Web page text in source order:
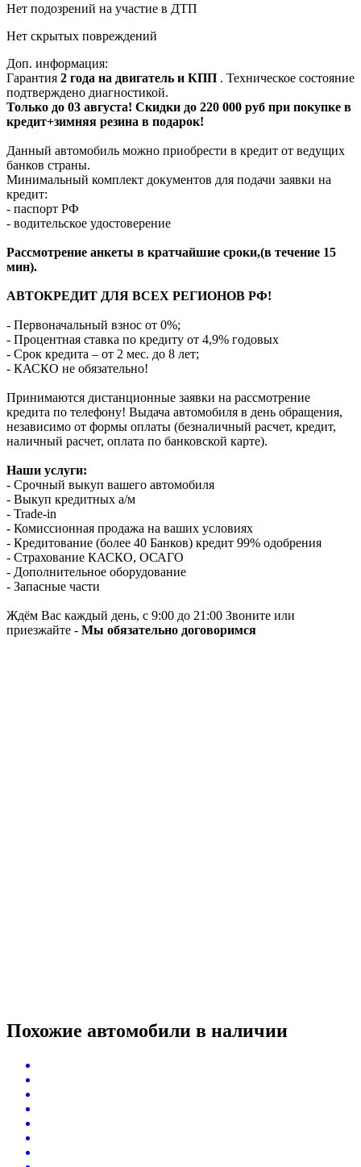
Нет подозрений на участие в ДТП
Нет скрытых повреждений
Доп. информация:
Гарантия 2 года на двигатель и КПП . Техническое состояние
подтверждено диагностикой.
Только до 03 августа! Скидки до 220 000 руб при покупке в
кредит+зимняя резина в подарок!
Данный автомобиль можно приобрести в кредит от ведущих
банков страны.
Минимальный комплект документов для подачи заявки на
кредит:
- паспорт РФ
- водительское удостоверение
Рассмотрение анкеты в кратчайшие сроки,(в течение 15
мин).
АВТОКРЕДИТ ДЛЯ ВСЕХ РЕГИОНОВ РФ!
- Первоначальный взнос от 0%;
- Процентная ставка по кредиту от 4,9% годовых
- Срок кредита – от 2 мес. до 8 лет;
- КАСКО не обязательно!
Принимаются дистанционные заявки на рассмотрение
кредита по телефону! Выдача автомобиля в день обращения,
независимо от формы оплаты (безналичный расчет, кредит,
наличный расчет, оплата по банковской карте).
Наши услуги:
- Срочный выкуп вашего автомобиля
- Выкуп кредитных а/м
- Trade-in
- Комиссионная продажа на ваших условиях
- Кредитование (более 40 Банков) кредит 99% одобрения
- Страхование КАСКО, ОСАГО
- Дополнительное оборудование
- Запасные части
Ждём Вас каждый день, с 9:00 до 21:00 Звоните или
приезжайте - Мы обязательно договоримся
Похожие автомобили в наличии